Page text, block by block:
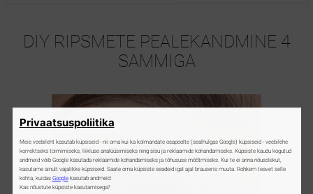
DIY RIPSMETE PEALEKANDMINE 4
SAMMIGA
Privaatsuspoliitika
Meie veebileht kasutab küpsiseid - nii oma kui ka kolmandate osapoolte (sealhulgas Google) küpsiseid - veebilehe
korrektseks toimimiseks, liikluse analüüsimiseks ning sisu ja reklaamide kohandamiseks. Küpsiste kaudu kogutud
andmeid võib Google kasutada reklaamide kohandamiseks ja tõhususe mõõtmiseks. Kui te ei anna nõusolekut,
kasutame ainult vajalikke küpsiseid. Saate oma küpsiste seadeid igal ajal brauseris muuta. Rohkem teavet selle
kohta, kuidas Googlekasutab andmeid:
Kas nõustute küpsiste kasutamisega?